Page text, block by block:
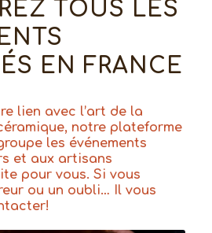
TOUS LES
EN FRANCE
lien avec l’art de la
notre plateforme
les événements
et aux artisans
pour vous. Si vous
ou un oubli… Il vous
!